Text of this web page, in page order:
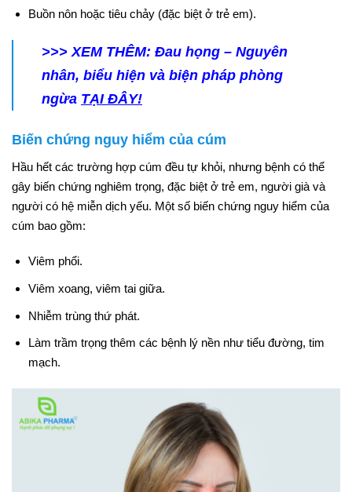
Buồn nôn hoặc tiêu chảy (đặc biệt ở trẻ em).
>>> XEM THÊM: Đau họng – Nguyên
nhân, biểu hiện và biện pháp phòng
ngừa TẠI ĐÂY!
Biến chứng nguy hiểm của cúm
Hầu hết các trường hợp cúm đều tự khỏi, nhưng bệnh có thể
gây biến chứng nghiêm trọng, đặc biệt ở trẻ em, người già và
người có hệ miễn dịch yếu. Một số biến chứng nguy hiểm của
cúm bao gồm:
Viêm phổi.
Viêm xoang, viêm tai giữa.
Nhiễm trùng thứ phát.
Làm trầm trọng thêm các bệnh lý nền như tiểu đường, tim
mạch.